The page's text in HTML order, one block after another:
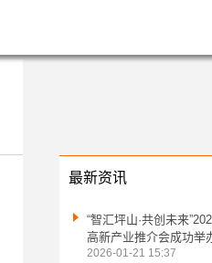
最新资讯
 “智汇坪山·共创未来
高新产业推介会成功举
2026-01-21 15:37